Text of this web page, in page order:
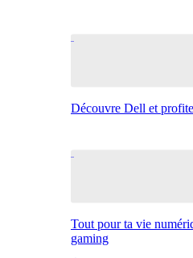
Découvre Dell et
Tout pour ta vie
gaming